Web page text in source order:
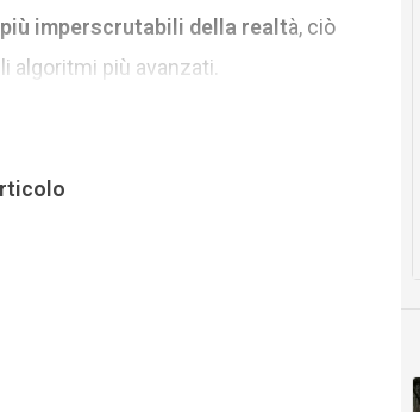
imperscrutabili della realtà, ciò
algoritmi più avanzati.